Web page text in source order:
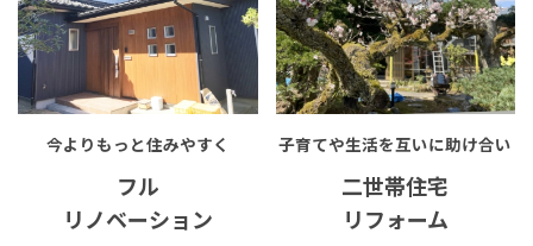
今よりもっと住みやすく
フル
リノベーション
子育てや生活を互いに助け合い
二世帯住宅
リフォーム